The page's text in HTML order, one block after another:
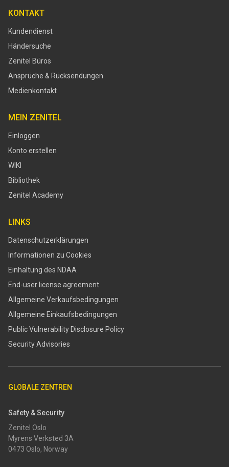
KONTAKT
Kundendienst
Händersuche
Zenitel Büros
Ansprüche & Rücksendungen
Medienkontakt
MEIN ZENITEL
Einloggen
Konto erstellen
WIKI
Bibliothek
Zenitel Academy
LINKS
Datenschutzerklärungen
Informationen zu Cookies
Einhaltung des NDAA
End-user license agreement
Allgemeine Verkaufsbedingungen
Allgemeine Einkaufsbedingungen
​​Public Vulnerability Disclosure Policy​
Security Advisories
GLOBALE ZENTREN
Safety & Security
Zenitel Oslo
Myrens Verksted 3A
0473 Oslo, Norway